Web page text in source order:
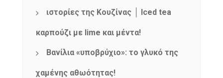
ιστορίες της Κουζίνας │ Iced tea
καρπούζι με lime και μέντα!
Βανίλια «υποβρύχιο»: το γλυκό της
χαμένης αθωότητας!